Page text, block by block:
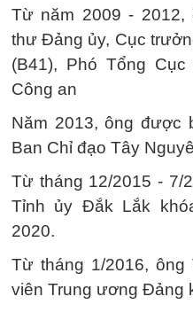
Từ năm 2009 -
thư Đảng ủy, Cục
(B41), Phó Tổng
Công an
Năm 2013, ông được
Ban Chỉ đạo Tây
Từ tháng 12/2015 - 7/
Tỉnh ủy Đắk Lắk
2020.
Từ tháng 1/2016,
viên Trung ương Đảng